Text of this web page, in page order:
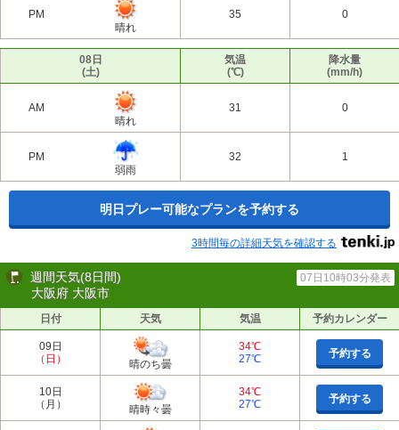
PM
晴れ
35 0
08日
(土)
気温
(℃)
降水量
(mm/h)
AM
晴れ
31 0
PM
弱雨
32 1
明日プレー可能なプランを予約する
3時間毎の詳細天気を確認する
週間天気(8日間)
大阪府 大阪市
07日10時03分発表
日付 天気 気温 予約カレンダー
09日
（日）
晴のち曇
34℃
27℃
予約する
10日
（月）
晴時々曇
34℃
27℃
予約する